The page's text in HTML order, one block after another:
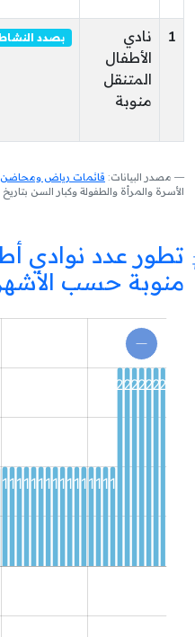
1
نادي
الأطفال
المتنقل
منوبة
بصدد
مصدر البيانات: قائمات رياض ومحاضن
الأسرة والمرأة والطفولة وكبار السن بتاريخ 2026/08/07 على الساعة 16:31
تطور عدد نوادي
منوبة حسب